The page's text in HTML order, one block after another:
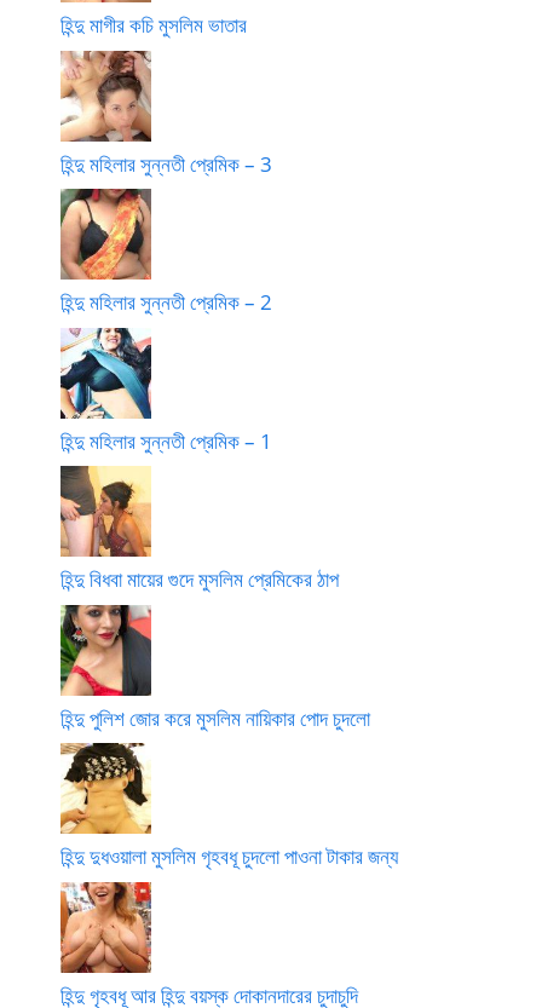
হিন্দু মাগীর কচি মুসলিম ভাতার
হিন্দু মহিলার সুন্নতী প্রেমিক – 3
হিন্দু মহিলার সুন্নতী প্রেমিক – 2
হিন্দু মহিলার সুন্নতী প্রেমিক – 1
হিন্দু বিধবা মায়ের গুদে মুসলিম প্রেমিকের ঠাপ
হিন্দু পুলিশ জোর করে মুসলিম নায়িকার পোদ চুদলো
হিন্দু দুধওয়ালা মুসলিম গৃহবধূ চুদলো পাওনা টাকার জন্য
হিন্দু গৃহবধূ আর হিন্দু বয়স্ক দোকানদারের চুদাচুদি